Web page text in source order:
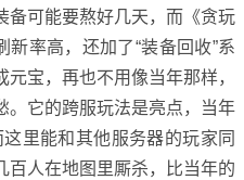
备可能要熬好几天，而《贪玩
率高，还加了“装备回收”系
宝，再也不用像当年那样，
。它的跨服玩法是亮点，当年
里能和其他服务器的玩家同
百人在地图里厮杀，比当年的